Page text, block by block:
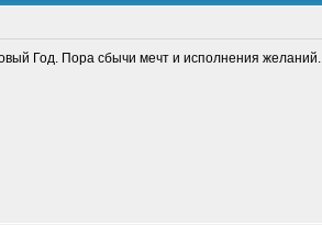
Год. Пора сбычи мечт и исполнения желаний.